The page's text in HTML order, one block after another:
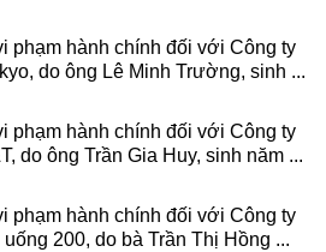
phạm hành chính đối với Công ty
do ông Lê Minh Trường, sinh ...
phạm hành chính đối với Công ty
do ông Trần Gia Huy, sinh năm ...
phạm hành chính đối với Công ty
200, do bà Trần Thị Hồng ...